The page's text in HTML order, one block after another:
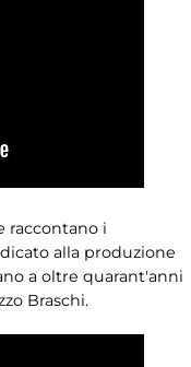
raccontano i
alla produzione
a oltre quarant'anni
Braschi.